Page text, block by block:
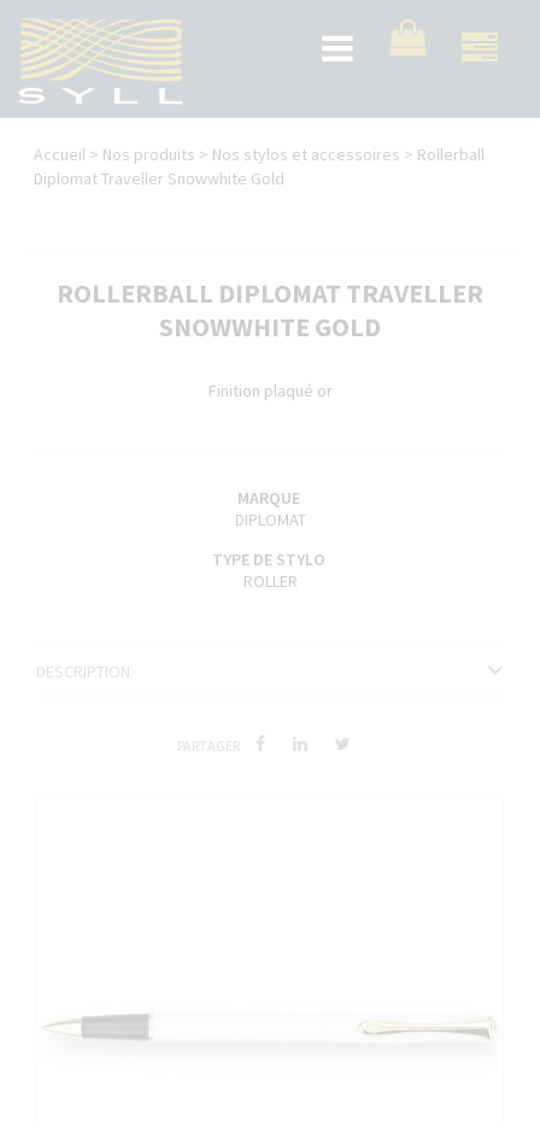
contenu
principal
Toggle
navigation
Vous
êtes
Accueil > Nos produits > Nos stylos et accessoires > Rollerball
Diplomat Traveller Snowwhite Gold
ROLLERBALL DIPLOMAT TRAVELLER
SNOWWHITE GOLD
Finition plaqué or
MARQUE
DIPLOMAT
TYPE DE STYLO
ROLLER
DESCRIPTION
PARTAGER